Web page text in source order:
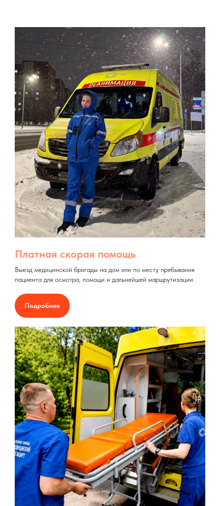
Платная скорая помощь
Выезд медицинской бригады на дом или по месту пребывания
пациента для осмотра, помощи и дальнейшей маршрутизации.
Подробнее